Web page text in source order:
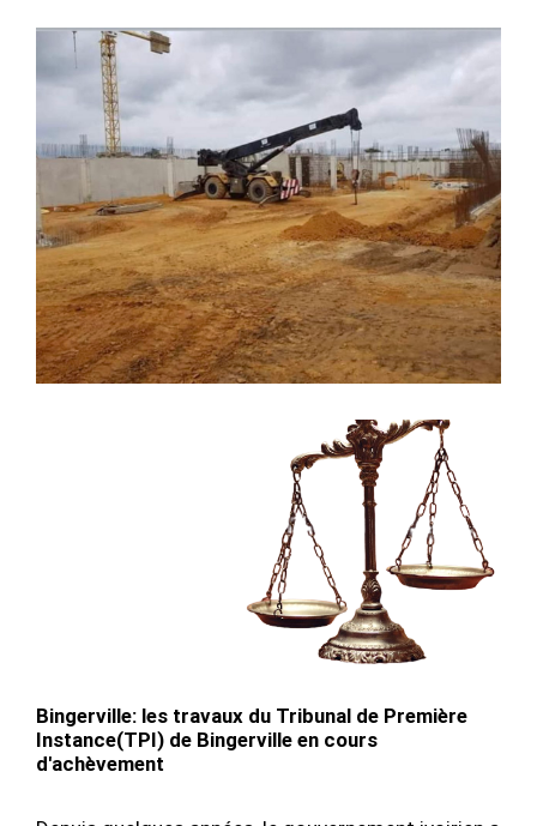
Bingerville: les travaux du Tribunal de Première
Instance(TPI) de Bingerville en cours
d'achèvement